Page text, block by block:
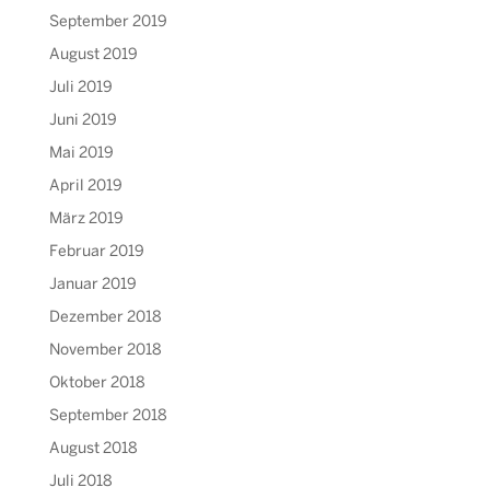
September 2019
August 2019
Juli 2019
Juni 2019
Mai 2019
April 2019
März 2019
Februar 2019
Januar 2019
Dezember 2018
November 2018
Oktober 2018
September 2018
August 2018
Juli 2018